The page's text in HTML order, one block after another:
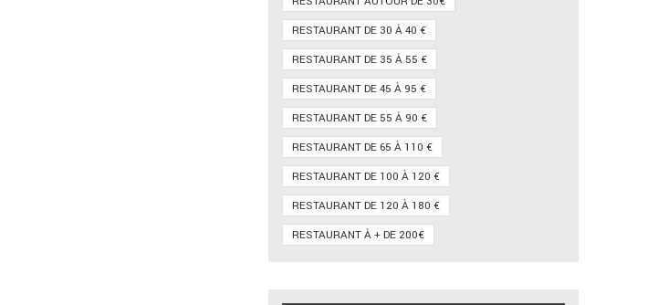
RESTAURANT DE 30 À 40 €
RESTAURANT DE 35 À 55 €
RESTAURANT DE 45 À 95 €
RESTAURANT DE 55 À 90 €
RESTAURANT DE 65 À 110 €
RESTAURANT DE 100 À 120 €
RESTAURANT DE 120 À 180 €
RESTAURANT À + DE 200€